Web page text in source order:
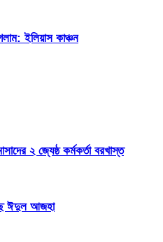
ইলিয়াস কাঞ্চন
২ জ্যেষ্ঠ কর্মকর্তা বরখাস্ত
ঈদুল আজহা